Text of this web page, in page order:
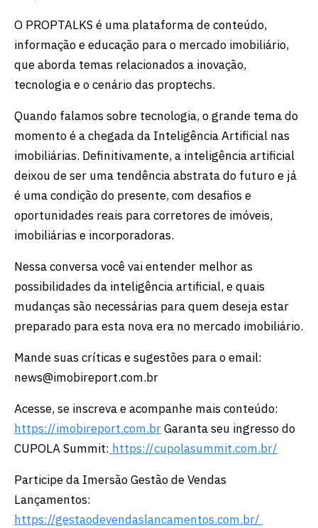
O PROPTALKS é uma plataforma de conteúdo,
informação e educação para o mercado imobiliário,
que aborda temas relacionados a inovação,
tecnologia e o cenário das proptechs.
Quando falamos sobre tecnologia, o grande tema do
momento é a chegada da Inteligência Artificial nas
imobiliárias. Definitivamente, a inteligência artificial
deixou de ser uma tendência abstrata do futuro e já
é uma condição do presente, com desafios e
oportunidades reais para corretores de imóveis,
imobiliárias e incorporadoras.
Nessa conversa você vai entender melhor as
possibilidades da inteligência artificial, e quais
mudanças são necessárias para quem deseja estar
preparado para esta nova era no mercado imobiliário.
Mande suas críticas e sugestões para o email:
⁠news@imobireport.com.br⁠
Acesse, se inscreva e acompanhe mais conteúdo:
⁠⁠⁠⁠⁠⁠⁠⁠https://imobireport.com.br⁠⁠⁠⁠⁠⁠⁠Garanta seu ingresso do
CUPOLA Summit: ⁠https://cupolasummit.com.br/⁠
Participe da Imersão Gestão de Vendas
Lançamentos:
⁠https://gestaodevendaslancamentos.com.br/ ⁠